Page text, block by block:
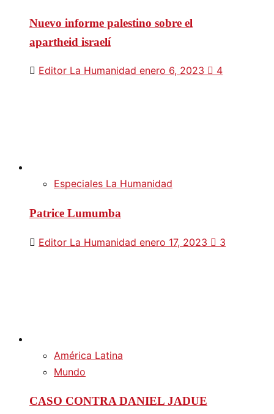
Nuevo informe palestino sobre el
apartheid israelí
Editor La Humanidad enero 6, 2023 4
Especiales La Humanidad
Patrice Lumumba
Editor La Humanidad enero 17, 2023 3
América Latina
Mundo
CASO CONTRA DANIEL JADUE